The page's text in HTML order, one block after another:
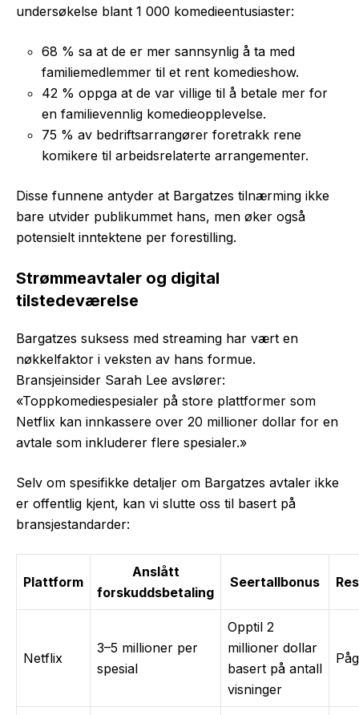
undersøkelse blant 1 000 komedieentusiaster:
68 % sa at de er mer sannsynlig å ta med
familiemedlemmer til et rent komedieshow.
42 % oppga at de var villige til å betale mer for
en familievennlig komedieopplevelse.
75 % av bedriftsarrangører foretrakk rene
komikere til arbeidsrelaterte arrangementer.
Disse funnene antyder at Bargatzes tilnærming ikke
bare utvider publikummet hans, men øker også
potensielt inntektene per forestilling.
Strømmeavtaler og digital
tilstedeværelse
Bargatzes suksess med streaming har vært en
nøkkelfaktor i veksten av hans formue.
Bransjeinsider Sarah Lee avslører:
«Toppkomediespesialer på store plattformer som
Netflix kan innkassere over 20 millioner dollar for en
avtale som inkluderer flere spesialer.»
Selv om spesifikke detaljer om Bargatzes avtaler ikke
er offentlig kjent, kan vi slutte oss til basert på
bransjestandarder:
Plattform
Anslått
forskuddsbetaling
Seertallbonus
Netflix
3–5 millioner per
spesial
Opptil 2
millioner dollar
basert på antall
visninger